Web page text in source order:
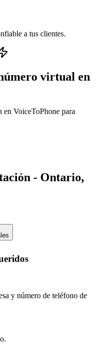
a tus clientes.
virtual en
en VoiceToPhone para
- Ontario,
y número de teléfono de